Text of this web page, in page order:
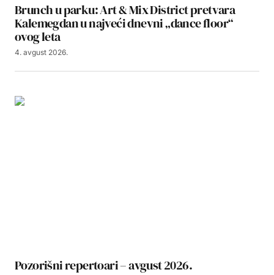
Brunch u parku: Art & Mix District pretvara
Kalemegdan u najveći dnevni „dance floor“
ovog leta
4. avgust 2026.
Pozorišni repertoari – avgust 2026.